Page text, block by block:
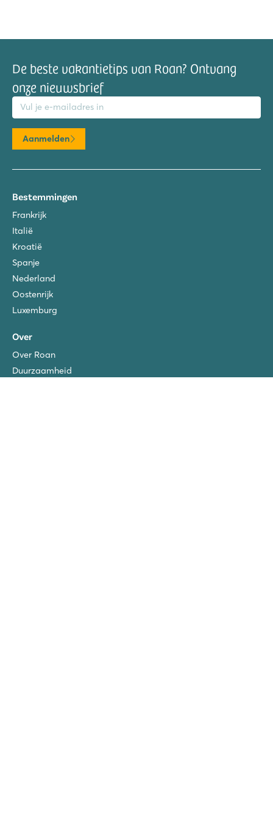
De beste vakantietips van Roan? Ontvang
onze nieuwsbrief
Aanmelden
Bestemmingen
Frankrijk
Italië
Kroatië
Spanje
Nederland
Oostenrijk
Luxemburg
Over
Over Roan
Duurzaamheid